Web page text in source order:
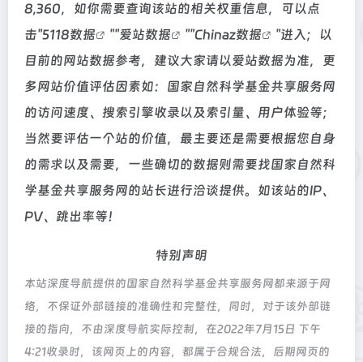
8,360，如你需要查询该站的相关权重信息，可以点
击"5118数据 ""爱站数据 ""Chinaz数据
"进入；以
目前的网站数据参考，建议大家请以爱站数据为准，更
多网站价值评估因素如：国家自然科学基金共享服务网
的访问速度、搜索引擎收录以及索引量、用户体验等；
当然要评估一个站的价值，最主要还是需要根据您自身
的需求以及需要，一些确切的数据则需要找国家自然科
学基金共享服务网的站长进行洽谈提供。如该站的IP、
PV、跳出率等！
特别声明
本站深度导航提供的国家自然科学基金共享服务网都来源于网
络，不保证外部链接的准确性和完整性，同时，对于该外部链
接的指向，不由深度导航实际控制，在2022年7月15日 下午
4:21收录时，该网页上的内容，都属于合规合法，后期网页的